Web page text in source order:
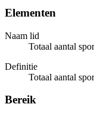
Elementen
Naam lid
Totaal aantal
Definitie
Totaal aantal
Bereik